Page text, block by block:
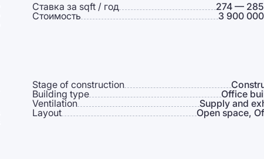
Ставка за sqft / год
274 — 285
Стоимость
3 900
Stage of construction
Building type
Office
Ventilation
Supply and
Layout
Open space,